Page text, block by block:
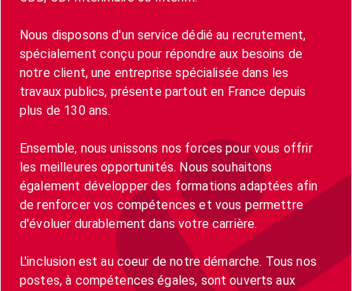
Nous disposons d'un service dédié au recrutement,
spécialement conçu pour répondre aux besoins de
notre client, une entreprise spécialisée dans les
travaux publics, présente partout en France depuis
plus de 130 ans.
Ensemble, nous unissons nos forces pour vous offrir
les meilleures opportunités. Nous souhaitons
également développer des formations adaptées afin
de renforcer vos compétences et vous permettre
d'évoluer durablement dans votre carrière.
L'inclusion est au coeur de notre démarche. Tous nos
postes, à compétences égales, sont ouverts aux